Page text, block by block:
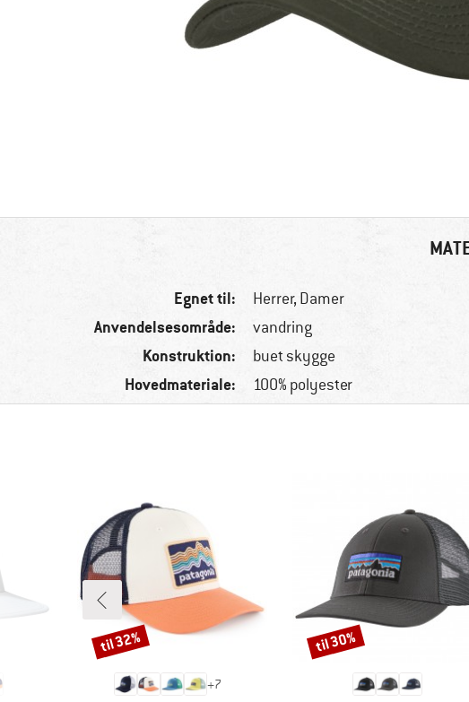
Egnet til: Herrer, Damer
Anvendelsesområde: vandring
Konstruktion: buet skygge
Hovedmateriale: 100% polyester
+7
Rabat
til 32% Rabat
til 30%